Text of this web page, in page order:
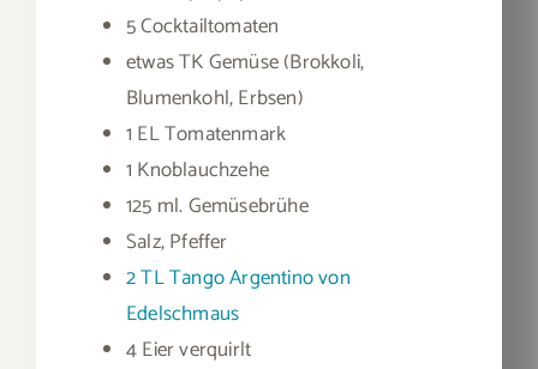
5 Cocktailtomaten
etwas TK Gemüse (Brokkoli,
Blumenkohl, Erbsen)
1 EL Tomatenmark
1 Knoblauchzehe
125 ml. Gemüsebrühe
Salz, Pfeffer
2 TL Tango Argentino von
Edelschmaus
4 Eier verquirlt